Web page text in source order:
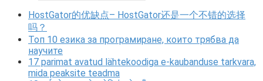
HostGator的优缺点– HostGator还是一个不错的选择
吗？
Топ 10 езика за програмиране, които трябва да
научите
17 parimat avatud lähtekoodiga e-kaubanduse tarkvara,
mida peaksite teadma